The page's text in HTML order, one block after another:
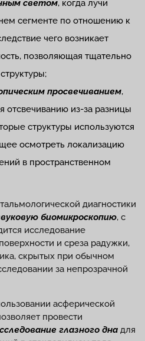
светом, когда лучи
сегменте по отношению к
чего возникает
позволяющая тщательно
просвечиванием,
отсвечиванию из-за разницы
структуры используются
осмотреть локализацию
в пространственном
диагностики
биомикроскопию, с
исследование
и среза радужки,
скрытых при обычном
за непрозрачной
асферической
провести
глазного дна для